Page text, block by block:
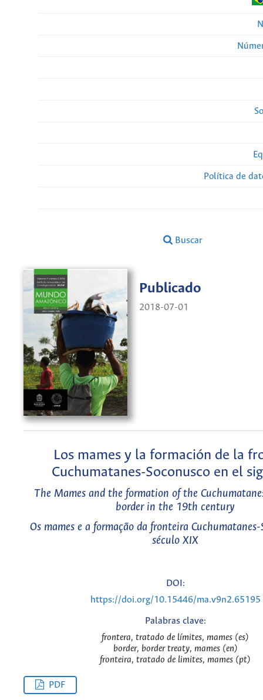
Política de
Buscar
Publicado
2018-07-01
Los mames y la formación de la
Cuchumatanes-Soconusco en el
The Mames and the formation of the
border in the 19th century
Os mames e a formação da fronteira Cuchumatanes-
século XIX
DOI:
https://doi.org/10.15446/ma.v9n2.65195
Palabras clave:
frontera, tratado de límites, mames (es)
border, border treaty, mames (en)
fronteira, tratado de limites, mames (pt)
PDF